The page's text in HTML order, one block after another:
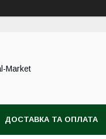
Market
ДОСТАВКА ТА ОПЛАТА